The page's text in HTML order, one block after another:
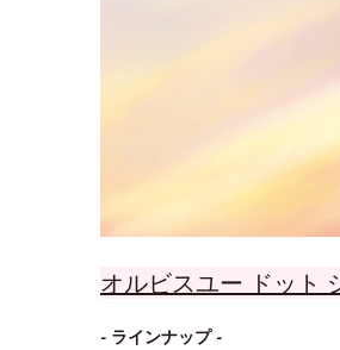
オルビスユー ドット
- ラインナップ -